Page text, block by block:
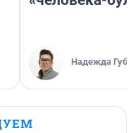
Надежда